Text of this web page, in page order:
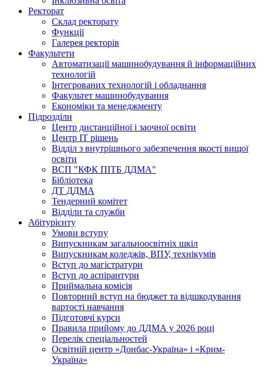
Ректорат
Склад ректорату
Функції
Галерея ректорів
Факультети
Автоматизації машинобудування й інформаційних
технологій
Інтегрованих технологій і обладнання
Факультет машинобудування
Економіки та менеджменту
Підрозділи
Центр дистанційної і заочної освіти
Центр ІТ рішень
Відділ з внутрішнього забезпечення якості вищої
освіти
ВСП "КФК ПІТБ ДДМА"
Бібліотека
ДТ ДДМА
Тендерний комітет
Відділи та служби
Абітурієнту
Умови вступу
Випускникам загальноосвітніх шкіл
Випускникам коледжів, ВПУ, технікумів
Вступ до магістратури
Вступ до аспірантури
Приймальна комісія
Повторний вступ на бюджет та відшкодування
вартості навчання
Підготовчі курси
Правила прийому до ДДМА у 2026 році
Перелік спеціальностей
Освітній центр «Донбас-Україна» і «Крим-
Україна»